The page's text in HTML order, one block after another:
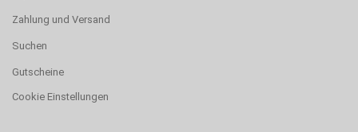
Zahlung und Versand
Suchen
Gutscheine
Cookie Einstellungen